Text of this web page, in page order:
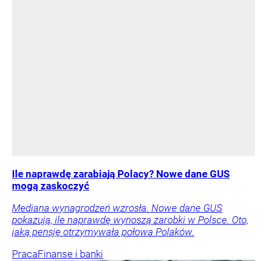
Ile naprawdę zarabiają Polacy? Nowe dane GUS
mogą zaskoczyć
Mediana wynagrodzeń wzrosła. Nowe dane GUS
pokazują, ile naprawdę wynoszą zarobki w Polsce. Oto,
jaką pensję otrzymywała połowa Polaków.
PracaFinanse i banki